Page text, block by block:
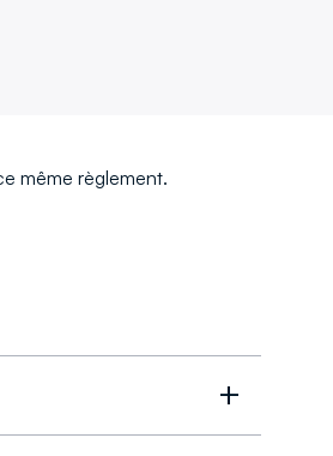
même règlement.